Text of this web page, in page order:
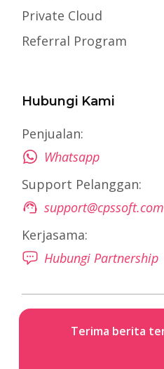
Private Cloud
Referral Program
Hubungi Kami
Penjualan:
Whatsapp
Support Pelanggan:
support@cpssoft.com
Kerjasama:
Hubungi Partnership
Terima berita